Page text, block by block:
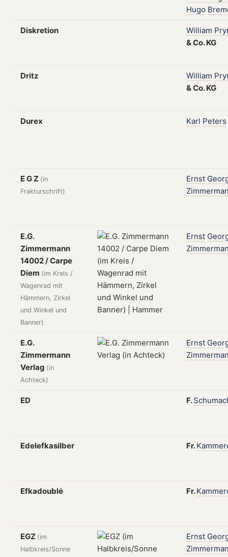
Hugo
Diskretion William
&Co.KG
Dritz William
&Co.KG
Durex Karl Peters
E G Z (in
Frakturschrift)
Ernst
E.G.
Zimmermann
14002 / Carpe
Diem (im Kreis /
Wagenrad mit
Hämmern, Zirkel
und Winkel und
Banner)
Ernst
E.G.
Zimmermann
Verlag (in
Achteck)
Ernst
ED F.
Edelefkasilber Fr.
Efkadoublé Fr.
EGZ (im
Halbkreis/Sonne
Ernst